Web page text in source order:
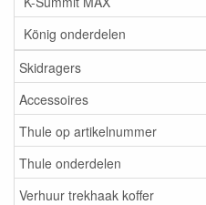
König onderdelen
Skidragers
Accessoires
Thule op artikelnummer
Thule onderdelen
Verhuur trekhaak koffer